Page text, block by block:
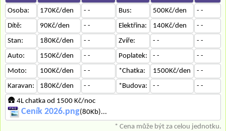
Osoba:
170Kč/den - - Bus: 500Kč/den
- -
Dítě:
90Kč/den - - Elektřina: 140Kč/den
- -
Stan:
180Kč/den - - Zvíře: - -
- -
Auto:
150Kč/den - - Poplatek: - -
- -
Moto:
100Kč/den - - *Chatka: 1500Kč/den
- -
Karavan:
180Kč/den - - *Budova: - -
- -
🛖 4L chatka od 1500 Kč/noc
Ceník 2026.png(80Kb)...
* Cena může být za celou jednotku.